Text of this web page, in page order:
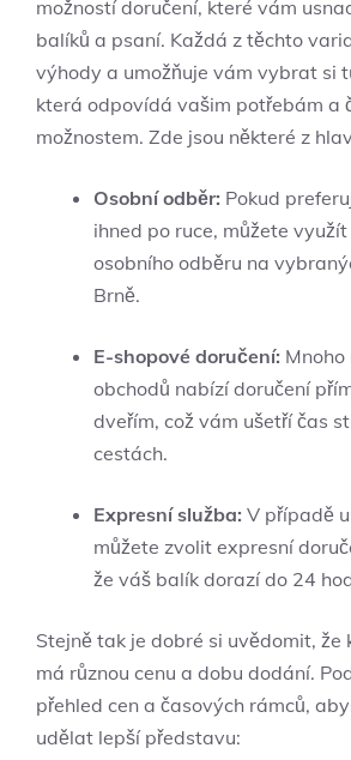
možností doručení, které vám
balíků a psaní. Každá z těchto
výhody a umožňuje vám vybrat si
která odpovídá vašim potřebám a
možnostem. Zde jsou některé z
Osobní odběr: Pokud
ihned po ruce, můžete
osobního odběru na
Brně.
E-shopové doručení:
obchodů nabízí doručení
dveřím, což vám ušetří čas
cestách.
Expresní služba: V případě
můžete zvolit expresní
že váš balík dorazí do 24
Stejně tak je dobré si uvědomit,
má různou cenu a dobu dodání.
přehled cen a časových rámců,
udělat lepší představu: